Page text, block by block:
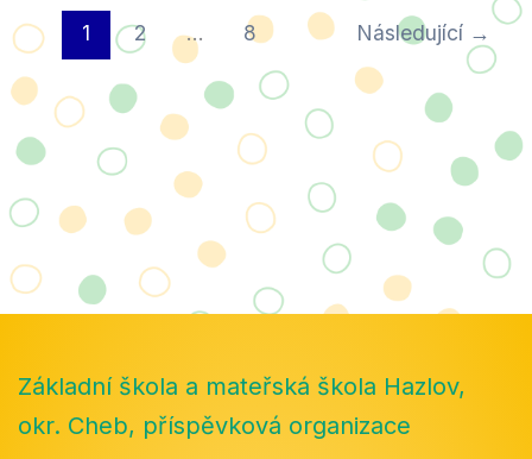
1 2 … 8 Následující →
Základní škola a mateřská škola Hazlov,
okr. Cheb, příspěvková organizace